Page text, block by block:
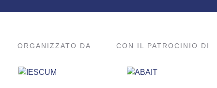
ORGANIZZATO DA CON IL PATROCINIO DI